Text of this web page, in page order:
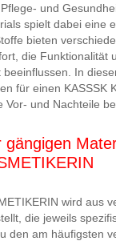
und
spielt dabei eine
bieten
die Funktionalität
In
für einen KASSSK
Vor- und Nachteile
gängigen
wird aus
die jeweils
den am häufigsten